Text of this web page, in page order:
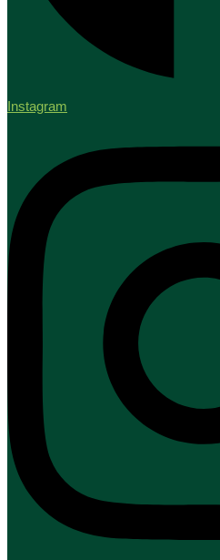
Instagram